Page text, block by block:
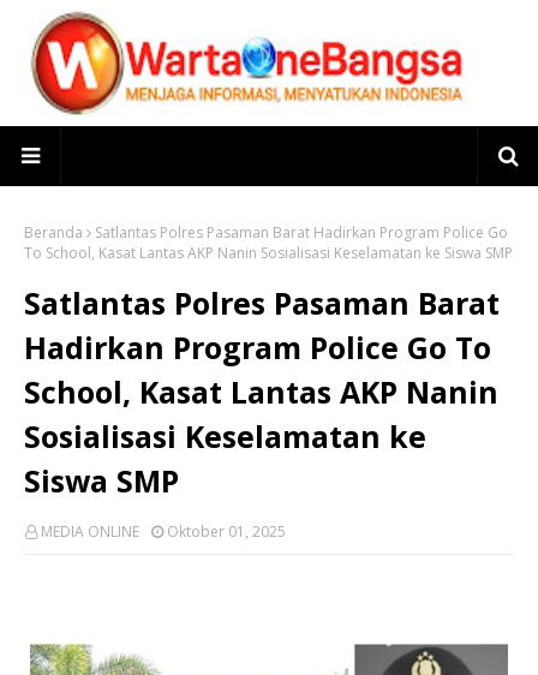
Beranda
Satlantas Polres Pasaman Barat Hadirkan Program Police Go
To School, Kasat Lantas AKP Nanin Sosialisasi Keselamatan ke Siswa SMP
Satlantas Polres Pasaman Barat
Hadirkan Program Police Go To
School, Kasat Lantas AKP Nanin
Sosialisasi Keselamatan ke
Siswa SMP
MEDIA ONLINE Oktober 01, 2025